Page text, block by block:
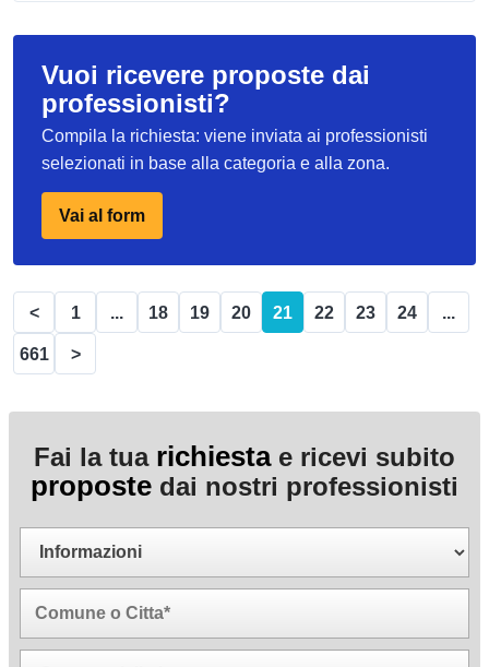
Vuoi ricevere proposte dai
professionisti?
Compila la richiesta: viene inviata ai professionisti
selezionati in base alla categoria e alla zona.
Vai al form
< 1 ... 18 19 20 21 22 23 24 ...
661 >
Fai la tua richiestae ricevi subito
proposte dai nostri professionisti